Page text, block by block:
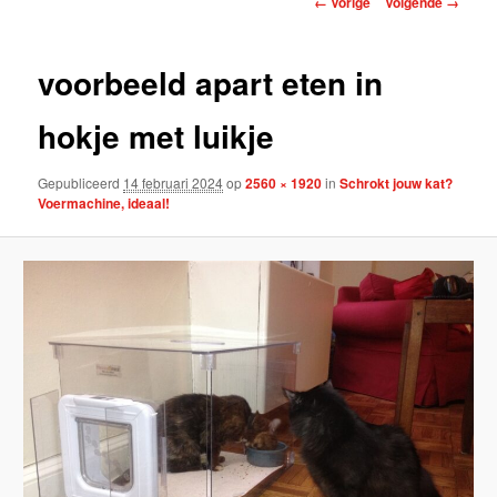
voorbeeld apart eten in
hokje met luikje
Gepubliceerd 14 februari 2024op2560 × 1920inSchrokt jouw kat?
Voermachine, ideaal!